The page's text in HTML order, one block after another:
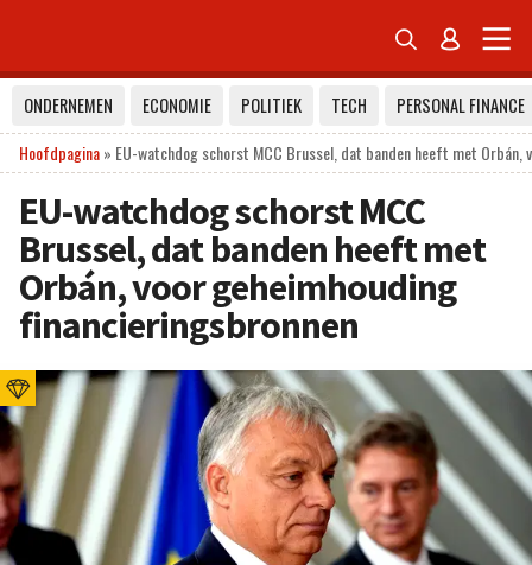
 
ONDERNEMEN ECONOMIE POLITIEK TECH
PERSONAL FINANCE
Hoofdpagina» EU-watchdog schorst MCC Brussel, dat banden heeft met Orbán,
EU-watchdog schorst MCC
Brussel, dat banden heeft met
Orbán, voor geheimhouding
financieringsbronnen